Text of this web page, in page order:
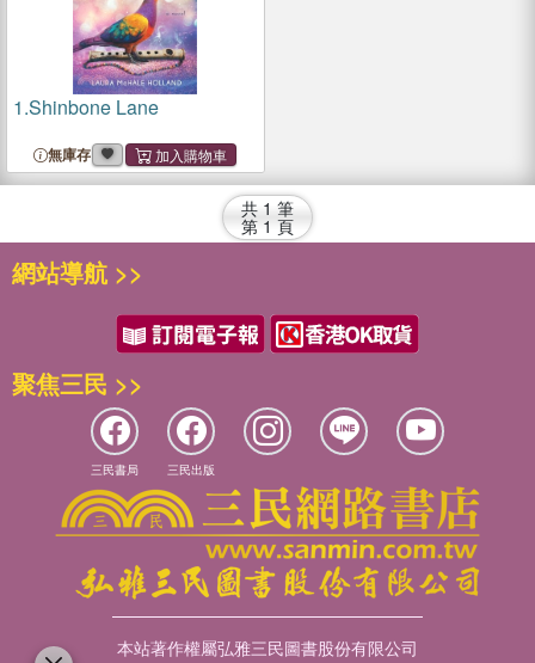
1.Shinbone Lane
無庫存
共 1 筆
第 1 頁
網站導航 >>
聚焦三民 >>
三民書局 三民出版
本站著作權屬弘雅三民圖書股份有限公司